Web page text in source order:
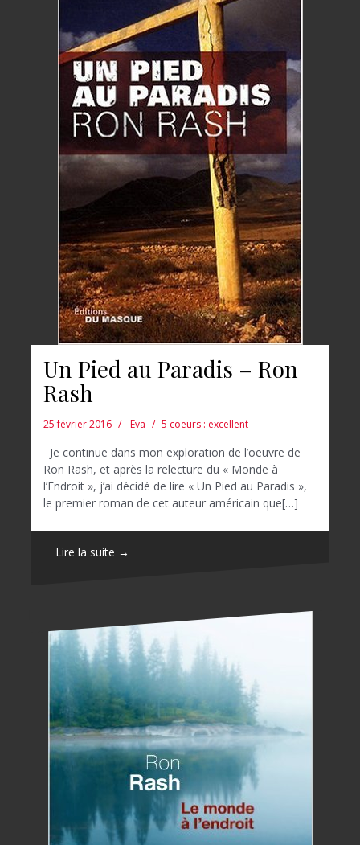
Un Pied au Paradis – Ron
Rash
25 février 2016 Eva 5 coeurs : excellent
Je continue dans mon exploration de l’oeuvre de
Ron Rash, et après la relecture du « Monde à
l’Endroit », j’ai décidé de lire « Un Pied au Paradis »,
le premier roman de cet auteur américain que[…]
Lire la suite →